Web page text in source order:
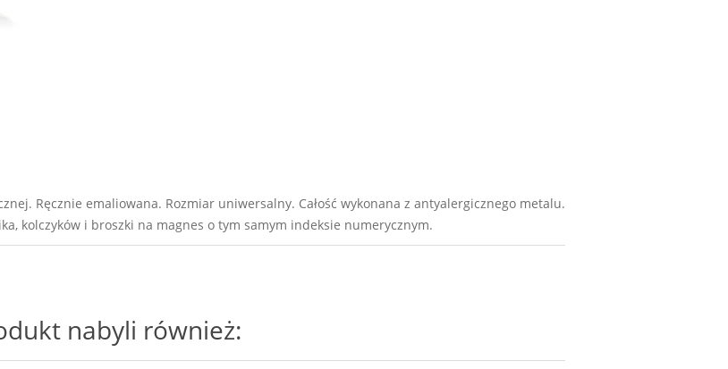
Ręcznie emaliowana. Rozmiar uniwersalny. Całość wykonana z antyalergicznego metalu.
kolczyków i broszki na magnes o tym samym indeksie numerycznym.
nabyli również: